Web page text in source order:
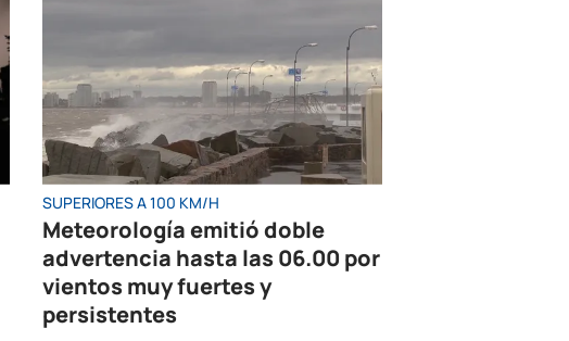
SUPERIORES A 100 KM/H
Meteorología emitió doble
advertencia hasta las 06.00 por
vientos muy fuertes y
persistentes